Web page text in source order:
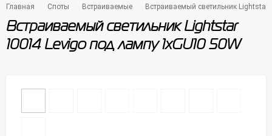
Главная Споты Встраиваемые Встраиваемый светильник
Встраиваемый светильник Lightstar
10014 Levigo под лампу 1xGU10 50W